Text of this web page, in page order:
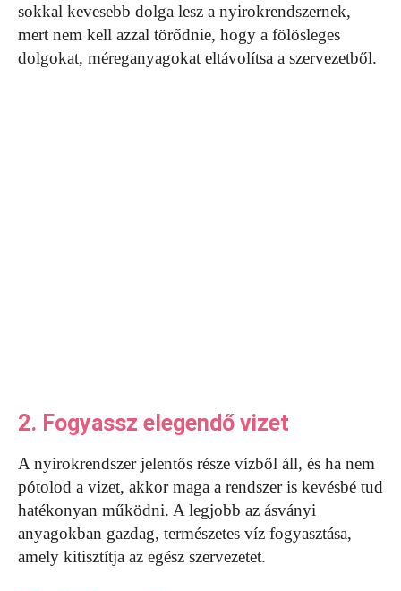
sokkal kevesebb dolga lesz a nyirokrendszernek,
mert nem kell azzal törődnie, hogy a fölösleges
dolgokat, méreganyagokat eltávolítsa a szervezetből.
2. Fogyassz elegendő vizet
A nyirokrendszer jelentős része vízből áll, és ha nem
pótolod a vizet, akkor maga a rendszer is kevésbé tud
hatékonyan működni. A legjobb az ásványi
anyagokban gazdag, természetes víz fogyasztása,
amely kitisztítja az egész szervezetet.